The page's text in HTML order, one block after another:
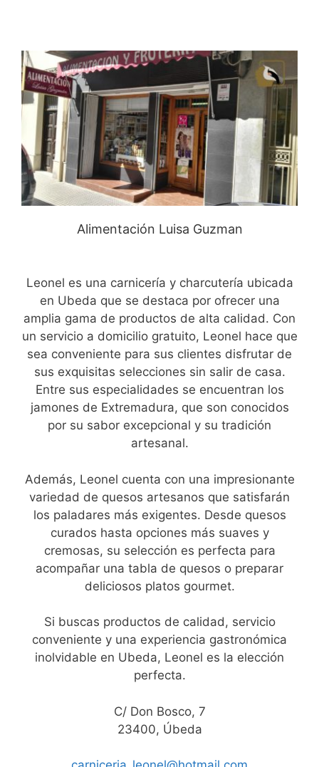
Alimentación Luisa Guzman
Leonel es una carnicería y charcutería ubicada
en Ubeda que se destaca por ofrecer una
amplia gama de productos de alta calidad. Con
un servicio a domicilio gratuito, Leonel hace que
sea conveniente para sus clientes disfrutar de
sus exquisitas selecciones sin salir de casa.
Entre sus especialidades se encuentran los
jamones de Extremadura, que son conocidos
por su sabor excepcional y su tradición
artesanal.
Además, Leonel cuenta con una impresionante
variedad de quesos artesanos que satisfarán
los paladares más exigentes. Desde quesos
curados hasta opciones más suaves y
cremosas, su selección es perfecta para
acompañar una tabla de quesos o preparar
deliciosos platos gourmet.
Si buscas productos de calidad, servicio
conveniente y una experiencia gastronómica
inolvidable en Ubeda, Leonel es la elección
perfecta.
C/ Don Bosco, 7
23400, Úbeda